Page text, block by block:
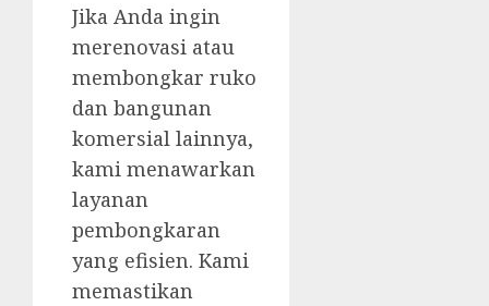
Jika Anda ingin
merenovasi atau
membongkar ruko
dan bangunan
komersial lainnya,
kami menawarkan
layanan
pembongkaran
yang efisien. Kami
memastikan